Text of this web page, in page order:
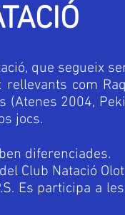
que segueix
com
2004,
jocs.
diferenciades.
Club Natació
Es participa a